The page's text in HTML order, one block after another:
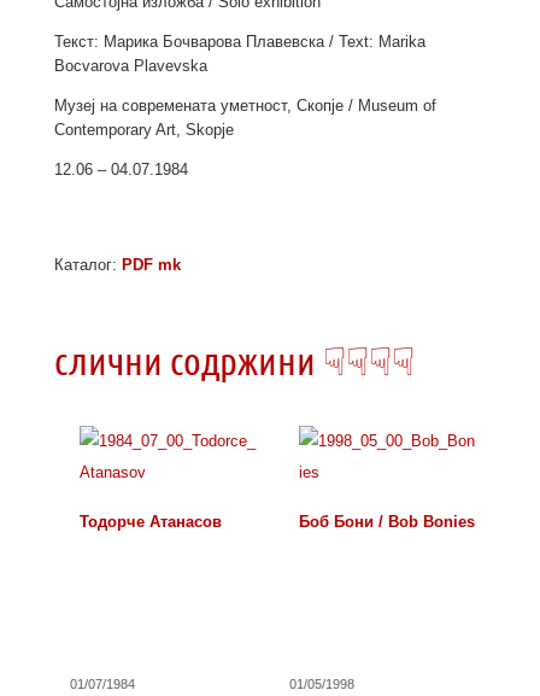
Текст: Марика Бочварова Плавевска / Text: Marika
Bocvarova Plavevska
Музеј на современата уметност, Скопје / Museum of
Contemporary Art, Skopje
12.06 – 04.07.1984
Каталог: PDF mk
слични содржини ☟☟☟☟
Тодорче Атанасов
01/07/1984
Боб Бони / Bob Bonies
01/05/1998